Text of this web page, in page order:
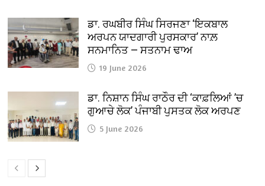
ਡਾ. ਰਘਬੀਰ ਸਿੰਘ ਸਿਰਜਣਾ ‘ਇਕਬਾਲ
ਅਰਪਨ ਯਾਦਗਾਰੀ ਪੁਰਸਕਾਰ’ ਨਾਲ਼
ਸਨਮਾਨਿਤ — ਸਤਨਾਮ ਢਾਅ
19 June 2026
ਡਾ. ਨਿਸ਼ਾਨ ਸਿੰਘ ਰਾਠੌਰ ਦੀ ‘ਕਾਫ਼ਲਿਆਂ ’ਚ
ਗੁਆਚੇ ਲੋਕ’ ਪੰਜਾਬੀ ਪੁਸਤਕ ਲੋਕ ਅਰਪਣ
5 June 2026